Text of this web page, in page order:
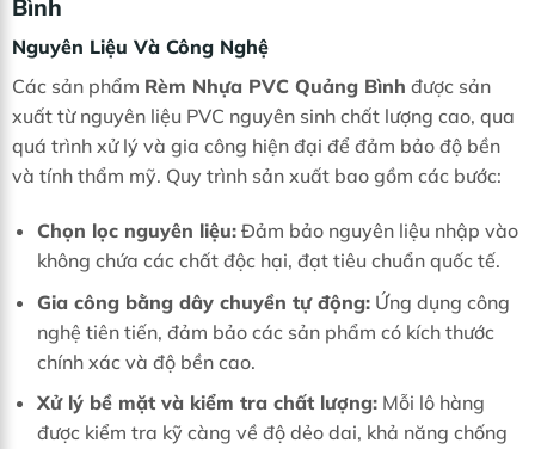
Bình
Nguyên Liệu Và Công Nghệ
Các sản phẩm Rèm Nhựa PVC Quảng Bình được sản
xuất từ nguyên liệu PVC nguyên sinh chất lượng cao, qua
quá trình xử lý và gia công hiện đại để đảm bảo độ bền
và tính thẩm mỹ. Quy trình sản xuất bao gồm các bước:
Chọn lọc nguyên liệu:Đảm bảo nguyên liệu nhập vào
không chứa các chất độc hại, đạt tiêu chuẩn quốc tế.
Gia công bằng dây chuyền tự động:Ứng dụng công
nghệ tiên tiến, đảm bảo các sản phẩm có kích thước
chính xác và độ bền cao.
Xử lý bề mặt và kiểm tra chất lượng:Mỗi lô hàng
được kiểm tra kỹ càng về độ dẻo dai, khả năng chống